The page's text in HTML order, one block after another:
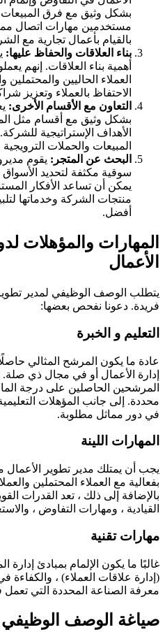
بشكل وثيق مع فرق المبيعات
مستخدمين مهارات اتصال
بالقيام بأعمال تجارية مع
بناء العلاقات والحفاظ عليها:
أهمية بناء العلاقات. إنهم
العملاء الحاليين
الاحتفاظ بالعملاء وتعزيز
التعاون مع الأقسام الأخرى:
بشكل وثيق مع أقسام مثل
الأهداف الإستراتيجية
المبيعات والحملات
البحث عن المتجر: يقوم
سوقية مكثفة لتحديد الأسواق
يمكن أن تساعد الأفكار
منتجات الشركة وخدماتها
أفضل.
المهارات والمؤهلات
الأعمال
يتطلب الوصف الوظيفي لمدير
فريدة. دعونا نفحص بعضها:
التعليم و الخبرة
عادة ما يكون المرشح المثالي
إدارة الأعمال أو في مجال ذي
المرشحين الحاصلين على درجة
محددة. إلى جانب المؤهلات
في دور مماثل مطلوبة.
المهارات اللينة
يجب أن يمتلك مدير تطوير الأعمال
بفعالية مع العملاء المحتملين
بالإضافة إلى ذلك ، تعد القدرات
القيادية ، ومهارات التفاوض ،
مهارات تقنية
معرفة الصناعة المحددة التي تعمل
صياغة الوصف الوظيفي